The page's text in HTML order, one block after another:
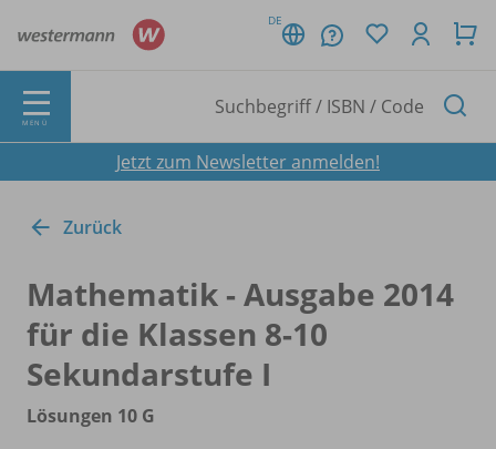
DE
MENÜ
Jetzt zum Newsletter anmelden!
Zurück
Mathematik - Ausgabe 2014
für die Klassen 8-10
Sekundarstufe I
Lösungen 10 G